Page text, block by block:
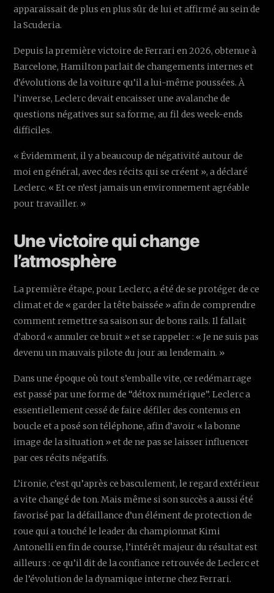
apparaissait de plus en plus sûr de lui et affirmé au sein de
la Scuderia.
Depuis la première victoire de Ferrari en 2026, obtenue à
Barcelone, Hamilton parlait de changements internes et
d’évolutions de la voiture qu’il a lui-même poussées. À
l’inverse, Leclerc devait encaisser une avalanche de
questions négatives sur sa forme, au fil des week-ends
difficiles.
« Évidemment, il y a beaucoup de négativité autour de
moi en général, avec des récits qui se créent », a déclaré
Leclerc. « Et ce n’est jamais un environnement agréable
pour travailler. »
Une victoire qui change
l’atmosphère
La première étape, pour Leclerc, a été de se protéger de ce
climat et de « garder la tête baissée » afin de comprendre
comment remettre sa saison sur de bons rails. Il fallait
d’abord « annuler ce bruit » et se rappeler : « Je ne suis pas
devenu un mauvais pilote du jour au lendemain. »
Dans une époque où tout s’emballe vite, ce redémarrage
est passé par une forme de “détox numérique”. Leclerc a
essentiellement cessé de faire défiler des contenus en
boucle et a posé son téléphone, afin d’avoir « la bonne
image de la situation » et de ne pas se laisser influencer
par ces récits négatifs.
L’ironie, c’est qu’après ce basculement, le regard extérieur
a vite changé de ton. Mais même si son succès a aussi été
favorisé par la défaillance d’un élément de protection de
roue qui a touché le leader du championnat Kimi
Antonelli en fin de course, l’intérêt majeur du résultat est
ailleurs : ce qu’il dit de la confiance retrouvée de Leclerc et
de l’évolution de la dynamique interne chez Ferrari.